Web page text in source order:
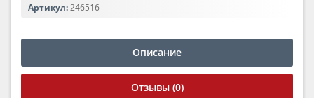
Артикул:246516
Описание
Отзывы (0)